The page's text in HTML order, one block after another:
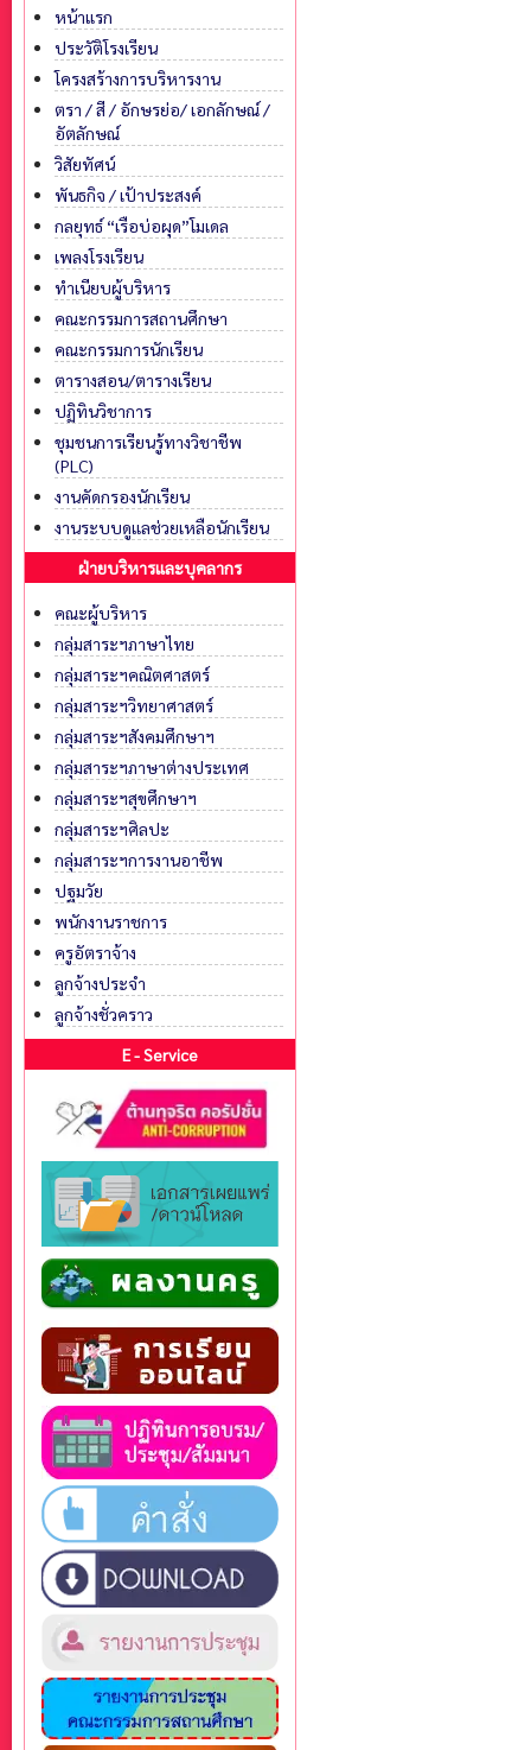
หน้าแรก
ประวัติโรงเรียน
โครงสร้างการบริหารงาน
ตรา / สี / อักษรย่อ/ เอกลักษณ์ /
อัตลักษณ์
วิสัยทัศน์
พันธกิจ / เป้าประสงค์
กลยุทธ์ “เรือบ่อผุด”โมเดล
เพลงโรงเรียน
ทำเนียบผู้บริหาร
คณะกรรมการสถานศึกษา
คณะกรรมการนักเรียน
ตารางสอน/ตารางเรียน
ปฏิทินวิชาการ
ชุมชนการเรียนรู้ทางวิชาชีพ
(PLC)
งานคัดกรองนักเรียน
งานระบบดูแลช่วยเหลือนักเรียน
ฝ่ายบริหารและบุคลากร
คณะผู้บริหาร
กลุ่มสาระฯภาษาไทย
กลุ่มสาระฯคณิตศาสตร์
กลุ่มสาระฯวิทยาศาสตร์
กลุ่มสาระฯสังคมศึกษาฯ
กลุ่มสาระฯภาษาต่างประเทศ
กลุ่มสาระฯสุขศึกษาฯ
กลุ่มสาระฯศิลปะ
กลุ่มสาระฯการงานอาชีพ
ปฐมวัย
พนักงานราชการ
ครูอัตราจ้าง
ลูกจ้างประจำ
ลูกจ้างชั่วคราว
E - Service